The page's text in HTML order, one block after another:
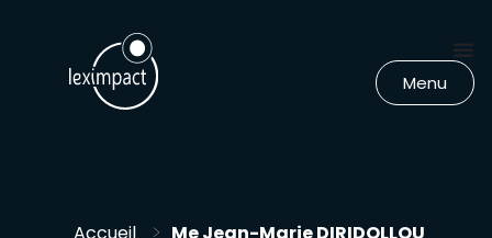
Menu
Accueil Me Jean-Marie DIRIDOLLOU